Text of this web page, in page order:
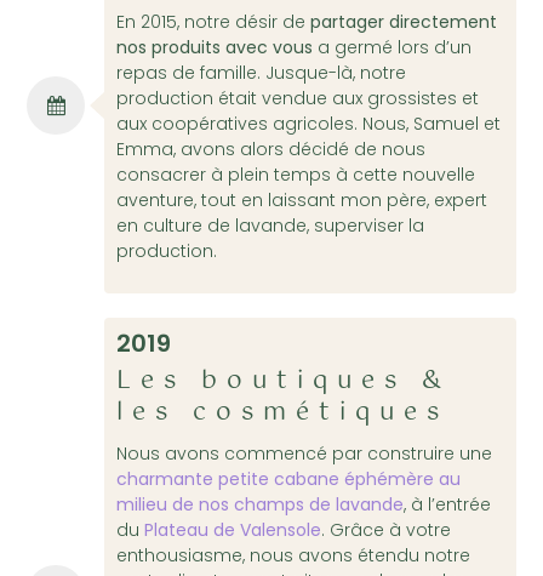
En 2015, notre désir departager directement
nos produits avec vous a germé lors d’un
repas de famille. Jusque-là, notre
production était vendue aux grossistes et
aux coopératives agricoles. Nous, Samuel et
Emma, avons alors décidé de nous
consacrer à plein temps à cette nouvelle
aventure, tout en laissant mon père, expert
en culture de lavande, superviser la
production.
2019
Les boutiques &
les cosmétiques
Nous avons commencé par construire une
charmante petite cabane éphémère au
milieu de nos champs de lavande, à l’entrée
duPlateau de Valensole. Grâce à votre
enthousiasme, nous avons étendu notre